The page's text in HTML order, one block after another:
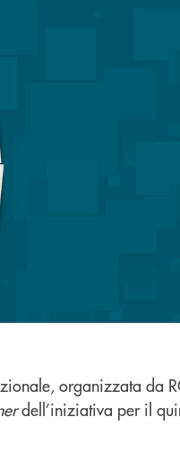
organizzata da
dell’iniziativa per il